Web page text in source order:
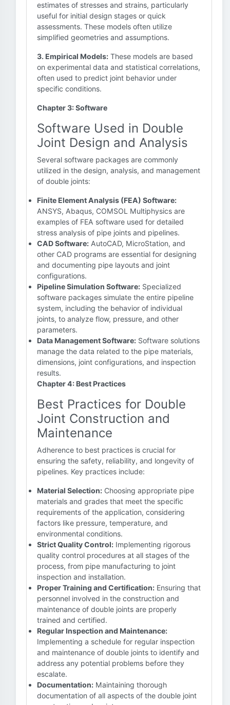
estimates of stresses and strains, particularly
useful for initial design stages or quick
assessments. These models often utilize
simplified geometries and assumptions.
3. Empirical Models: These models are based
on experimental data and statistical correlations,
often used to predict joint behavior under
specific conditions.
Chapter 3: Software
Software Used in Double
Joint Design and Analysis
Several software packages are commonly
utilized in the design, analysis, and management
of double joints:
Finite Element Analysis (FEA) Software:
ANSYS, Abaqus, COMSOL Multiphysics are
examples of FEA software used for detailed
stress analysis of pipe joints and pipelines.
CAD Software: AutoCAD, MicroStation, and
other CAD programs are essential for designing
and documenting pipe layouts and joint
configurations.
Pipeline Simulation Software: Specialized
software packages simulate the entire pipeline
system, including the behavior of individual
joints, to analyze flow, pressure, and other
parameters.
Data Management Software: Software solutions
manage the data related to the pipe materials,
dimensions, joint configurations, and inspection
results.
Chapter 4: Best Practices
Best Practices for Double
Joint Construction and
Maintenance
Adherence to best practices is crucial for
ensuring the safety, reliability, and longevity of
pipelines. Key practices include:
Material Selection: Choosing appropriate pipe
materials and grades that meet the specific
requirements of the application, considering
factors like pressure, temperature, and
environmental conditions.
Strict Quality Control: Implementing rigorous
quality control procedures at all stages of the
process, from pipe manufacturing to joint
inspection and installation.
Proper Training and Certification: Ensuring that
personnel involved in the construction and
maintenance of double joints are properly
trained and certified.
Regular Inspection and Maintenance:
Implementing a schedule for regular inspection
and maintenance of double joints to identify and
address any potential problems before they
escalate.
Documentation: Maintaining thorough
documentation of all aspects of the double joint